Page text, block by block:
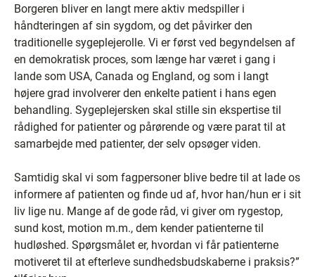
Borgeren bliver en langt mere aktiv medspiller i
håndteringen af sin sygdom, og det påvirker den
traditionelle sygeplejerolle. Vi er først ved begyndelsen af
en demokratisk proces, som længe har været i gang i
lande som USA, Canada og England, og som i langt
højere grad involverer den enkelte patient i hans egen
behandling. Sygeplejersken skal stille sin ekspertise til
rådighed for patienter og pårørende og være parat til at
samarbejde med patienter, der selv opsøger viden.
Samtidig skal vi som fagpersoner blive bedre til at lade os
informere af patienten og finde ud af, hvor han/hun er i sit
liv lige nu. Mange af de gode råd, vi giver om rygestop,
sund kost, motion m.m., dem kender patienterne til
hudløshed. Spørgsmålet er, hvordan vi får patienterne
motiveret til at efterleve sundhedsbudskaberne i praksis?”